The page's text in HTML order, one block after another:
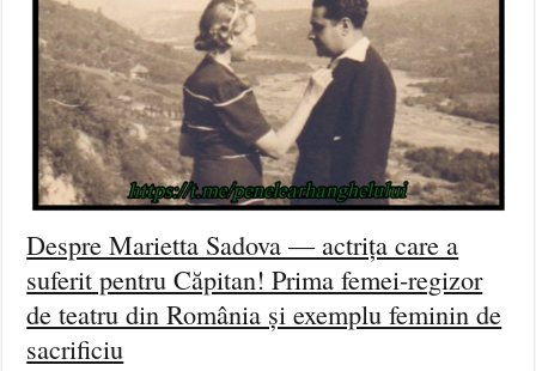
Despre Marietta Sadova — actrița care a
suferit pentru Căpitan! Prima femei-regizor
de teatru din România și exemplu feminin de
sacrificiu